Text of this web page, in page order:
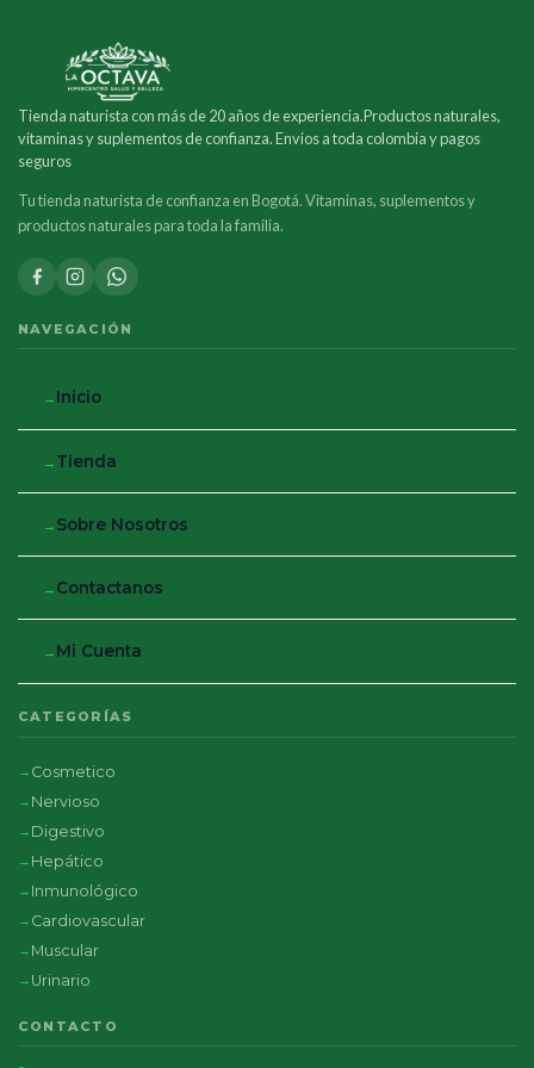
Tienda naturista con más de 20 años de experiencia.Productos naturales,
vitaminas y suplementos de confianza. Envios a toda colombia y pagos
seguros
Tu tienda naturista de confianza en Bogotá. Vitaminas, suplementos y
productos naturales para toda la familia.
NAVEGACIÓN
Inicio
Tienda
Sobre Nosotros
Contactanos
Mi Cuenta
CATEGORÍAS
Cosmetico
Nervioso
Digestivo
Hepático
Inmunológico
Cardiovascular
Muscular
Urinario
CONTACTO